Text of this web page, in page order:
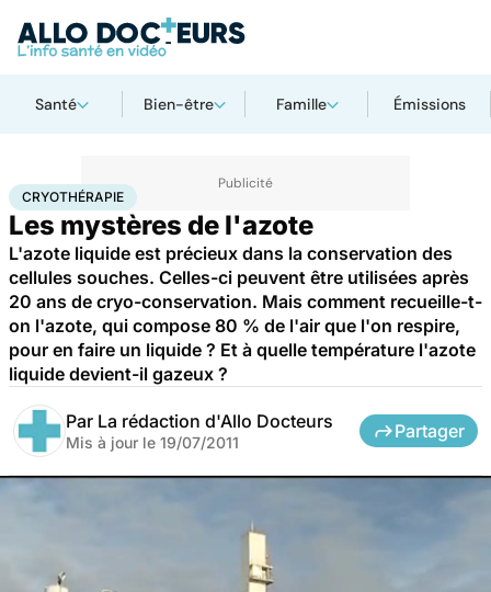
Santé Bien-être Famille Émissions
AccueilSantéMaladies Cryothérapie
CRYOTHÉRAPIE
Les mystères de l'azote
L'azote liquide est précieux dans la conservation des
cellules souches. Celles-ci peuvent être utilisées après
20 ans de cryo-conservation. Mais comment recueille-t-
on l'azote, qui compose 80 % de l'air que l'on respire,
pour en faire un liquide ? Et à quelle température l'azote
liquide devient-il gazeux ?
Par La rédaction d'Allo Docteurs
Mis à jour le 19/07/2011
Partager